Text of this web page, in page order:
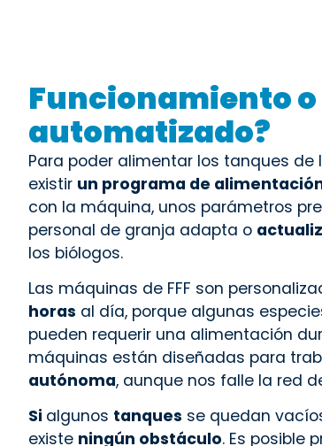
Funcionamiento
automatizado?
Para poder alimentar los tanques
existir un programa de
con la máquina, unos parámetros
personal de granja adapta o
los biólogos.
Las máquinas de FFF son
horas al día, porque algunas
pueden requerir una alimentación
máquinas están diseñadas para
autónoma, aunque nos falle la red
Si algunos tanques se quedan
existe ningún obstáculo. Es posible